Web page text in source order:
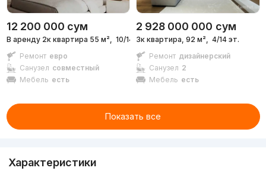
12 200 000 сум
В аренду 2к квартира 55 м²,
10/14 эт.
Ремонт евро
Санузел совместный
Мебель есть
2 928 000 000 сум
3к квартира, 92 м²,
4/14 эт.
Ремонт дизайнерский
Санузел 2
Мебель есть
Показать все
Характеристики